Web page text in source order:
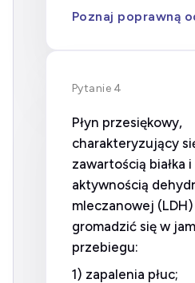
Poznaj poprawną
Pytanie 4
Płyn przesiękowy,
charakteryzujący
zawartością białka i
aktywnością
mleczanowej
gromadzić się w
przebiegu:
1) zapalenia płuc;